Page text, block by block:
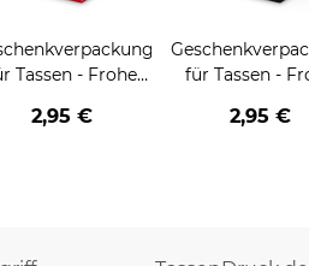
Tassen - Frohe
HO HO - rot
2,95 €
für Tassen -
HO HO -2,95 €